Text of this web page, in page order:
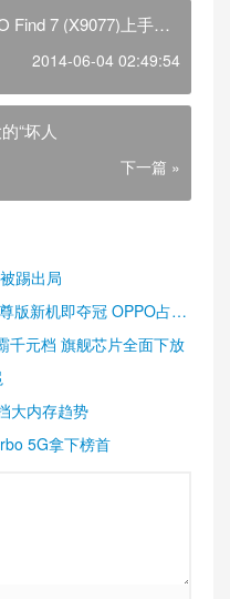
Find 7 (X9077)上手之
2014-06-04 02:49:54
“坏人
下一篇 »
踢出局
版新机即夺冠 OPPO占据
千元档 旗舰芯片全面下放
大内存趋势
5G拿下榜首